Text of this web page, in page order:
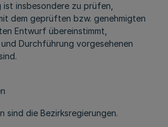
insbesondere zu prüfen,
dem geprüften bzw. genehmigten
Entwurf übereinstimmt,
Durchführung vorgesehenen
sind die Bezirksregierungen.